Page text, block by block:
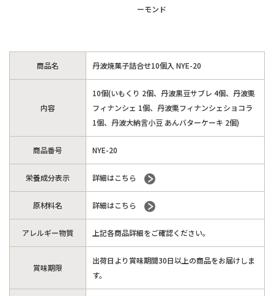
ーモンド
商品名 丹波焼菓子詰合せ10個入 NYE-20
内容
10個(いもくり 2個、丹波黒豆サブレ 4個、丹波栗
フィナンシェ 1個、丹波栗フィナンシェショコラ
1個、丹波大納言小豆 あんバターケーキ 2個)
商品番号 NYE-20
栄養成分表示 詳細はこちら
原材料名 詳細はこちら
アレルギー物質 上記各商品詳細をご確認ください。
賞味期限
出荷日より賞味期間30日以上の商品をお届けしま
す。